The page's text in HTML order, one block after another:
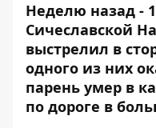
Неделю назад -
Сичеславской
выстрелил в
одного из них
парень умер в
по дороге в